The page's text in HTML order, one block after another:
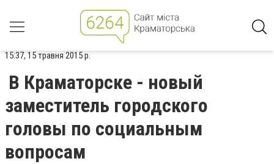
15:37, 15 травня 2015 р.
В Краматорске - новый
заместитель городского
головы по социальным
вопросам